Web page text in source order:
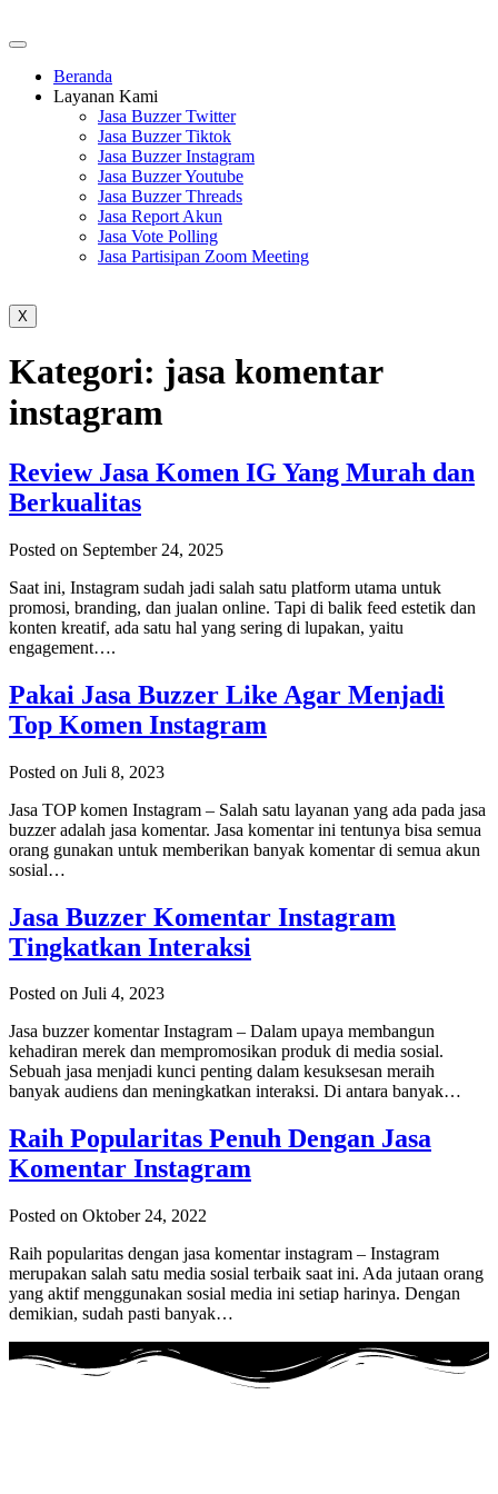
Beranda
Layanan Kami
Jasa Buzzer Twitter
Jasa Buzzer Tiktok
Jasa Buzzer Instagram
Jasa Buzzer Youtube
Jasa Buzzer Threads
Jasa Report Akun
Jasa Vote Polling
Jasa Partisipan Zoom Meeting
X
Kategori: jasa komentar
instagram
Review Jasa Komen IG Yang Murah dan
Berkualitas
Posted on September 24, 2025
Saat ini, Instagram sudah jadi salah satu platform utama untuk
promosi, branding, dan jualan online. Tapi di balik feed estetik dan
konten kreatif, ada satu hal yang sering di lupakan, yaitu
engagement….
Pakai Jasa Buzzer Like Agar Menjadi
Top Komen Instagram
Posted on Juli 8, 2023
Jasa TOP komen Instagram – Salah satu layanan yang ada pada jasa
buzzer adalah jasa komentar. Jasa komentar ini tentunya bisa semua
orang gunakan untuk memberikan banyak komentar di semua akun
sosial…
Jasa Buzzer Komentar Instagram
Tingkatkan Interaksi
Posted on Juli 4, 2023
Jasa buzzer komentar Instagram – Dalam upaya membangun
kehadiran merek dan mempromosikan produk di media sosial.
Sebuah jasa menjadi kunci penting dalam kesuksesan meraih
banyak audiens dan meningkatkan interaksi. Di antara banyak…
Raih Popularitas Penuh Dengan Jasa
Komentar Instagram
Posted on Oktober 24, 2022
Raih popularitas dengan jasa komentar instagram – Instagram
merupakan salah satu media sosial terbaik saat ini. Ada jutaan orang
yang aktif menggunakan sosial media ini setiap harinya. Dengan
demikian, sudah pasti banyak…